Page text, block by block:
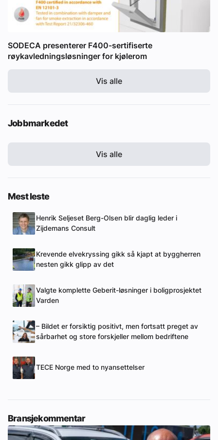
SODECA presenterer F400-sertifiserte
røykavledningsløsninger for kjølerom
Vis alle
Jobbmarkedet
Vis alle
Mest leste
Henrik Seljeset Berg-Olsen blir daglig leder i
Zijdemans Consult
Krevende elvekryssing gikk så kjapt at byggherren
nesten gikk glipp av det
Valgte komplette Geberit-løsninger i boligprosjektet
Varden
– Bildet er forsiktig positivt, men fortsatt preget av
sårbarhet og store forskjeller mellom bedriftene
TECE Norge med to nyansettelser
Bransjekommentar